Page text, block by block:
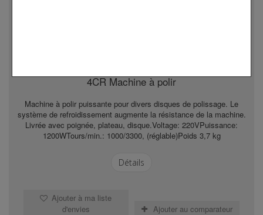
4CR Machine à polir
Machine à polir puissante pour divers disques de polissage. Le
système de refroidissement augmente la résistance de la machine.
Livrée avec poignée, plateau, disque.Voltage: 220VPuissance:
1200WTours/min.: 1000/3300, (réglable)Poids 3,7 kg
Détails
Ajouter à ma liste
d'envies
Ajouter au comparateur